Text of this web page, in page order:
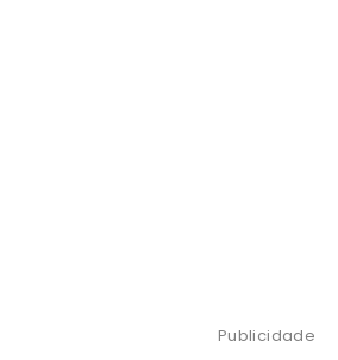
Publicidade